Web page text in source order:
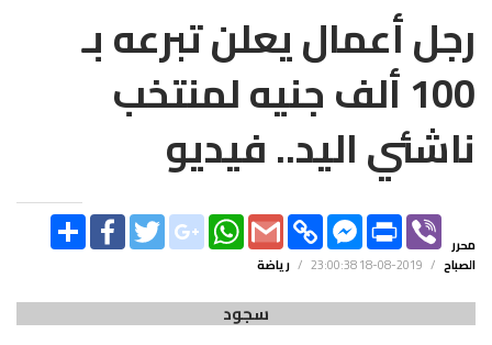
رجل أعمال يعلن تبرعه بـ
100 ألف جنيه لمنتخب
ناشئي اليد.. فيديو
SHARE FACEBOOKTWITTERGOOGLE_PLUS
WHATSAPP
GMAIL
COPY
LINK
FACEBOOK
MESSENGER
PRINT
محرر
الصباح /
2019-08-18 23:00:38
/ رياضة
سجود